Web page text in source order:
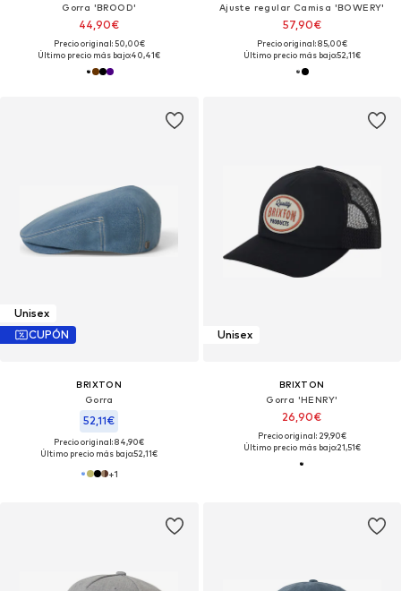
Gorra 'BROOD'
44,90€
Precio original: 50,00€
Último precio más bajo:40,41€
Ajuste regular Camisa 'BOWERY'
57,90€
Precio original: 85,00€
Último precio más bajo:52,11€
Unisex
CUPÓN
BRIXTON
Gorra
52,11€
Precio original: 84,90€
Último precio más bajo:52,11€
+1
Unisex
BRIXTON
Gorra 'HENRY'
26,90€
Precio original: 29,90€
Último precio más bajo:21,51€